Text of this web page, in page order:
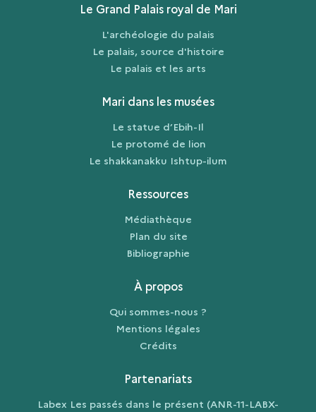
Le Grand Palais royal de Mari
L'archéologie du palais
Le palais, source d'histoire
Le palais et les arts
Mari dans les musées
Le statue d’Ebih-Il
Le protomé de lion
Le shakkanakku Ishtup-ilum
Ressources
Médiathèque
Plan du site
Bibliographie
À propos
Qui sommes-nous ?
Mentions légales
Crédits
Partenariats
Labex Les passés dans le présent (ANR-11-LABX-